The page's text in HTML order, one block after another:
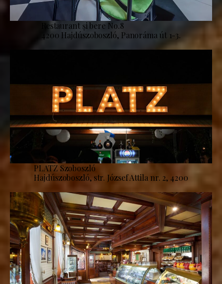
Restaurant și bere No.8
4200 Hajdúszoboszló, Panoráma út 1-3.
PLATZ Szoboszló
Hajdúszoboszló, str. József Attila nr. 2, 4200